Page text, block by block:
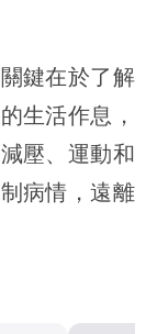
鍵在於了解
生活作息，
壓、運動和
病情，遠離